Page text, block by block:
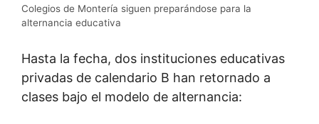
Colegios de Montería siguen preparándose para la
alternancia educativa
Hasta la fecha, dos instituciones educativas
privadas de calendario B han retornado a
clases bajo el modelo de alternancia: